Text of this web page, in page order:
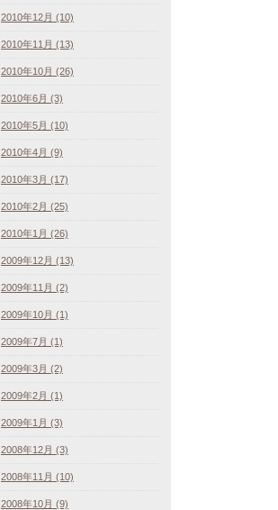
2010年12月 (10)
2010年11月 (13)
2010年10月 (26)
2010年6月 (3)
2010年5月 (10)
2010年4月 (9)
2010年3月 (17)
2010年2月 (25)
2010年1月 (26)
2009年12月 (13)
2009年11月 (2)
2009年10月 (1)
2009年7月 (1)
2009年3月 (2)
2009年2月 (1)
2009年1月 (3)
2008年12月 (3)
2008年11月 (10)
2008年10月 (9)